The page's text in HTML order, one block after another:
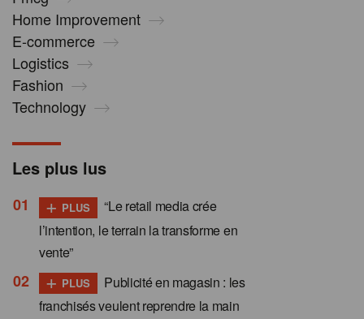
Home Improvement
E-commerce
Logistics
Fashion
Technology
Les plus lus
+ PLUS
“Le retail media crée
l’intention, le terrain la transforme en
vente”
+ PLUS
Publicité en magasin : les
franchisés veulent reprendre la main